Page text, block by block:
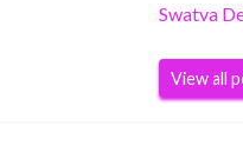
Swatva
View all